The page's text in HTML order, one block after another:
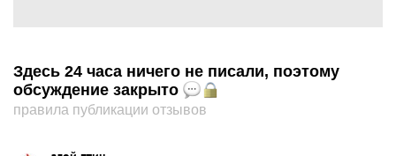
Здесь 24 часа ничего не писали, поэтому
обсуждение закрыто
правила публикации отзывов